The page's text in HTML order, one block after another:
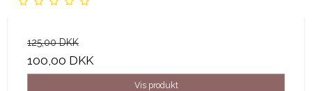
125,00 DKK
100,00 DKK
Vis produkt